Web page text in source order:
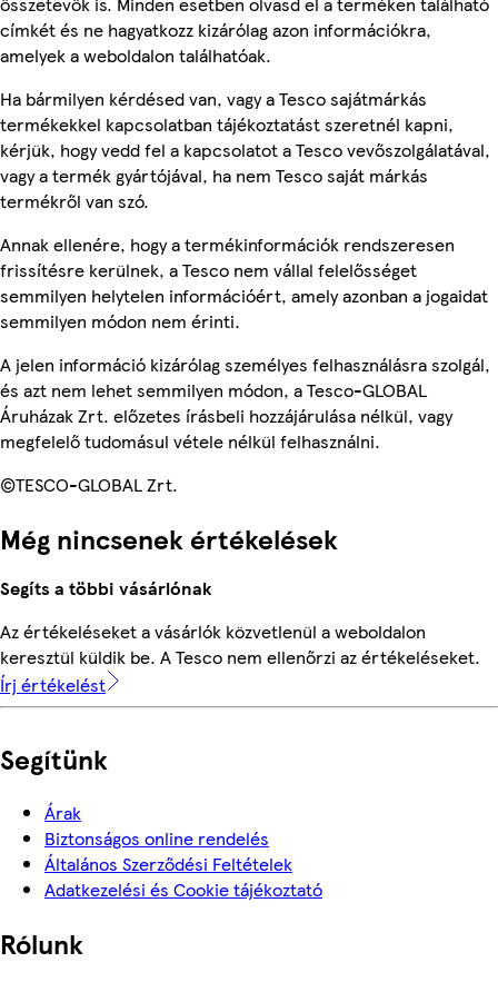
címkét és ne hagyatkozz kizárólag azon információkra,
amelyek a weboldalon találhatóak.
Ha bármilyen kérdésed van, vagy a Tesco sajátmárkás
termékekkel kapcsolatban tájékoztatást szeretnél kapni,
kérjük, hogy vedd fel a kapcsolatot a Tesco vevőszolgálatával,
vagy a termék gyártójával, ha nem Tesco saját márkás
termékről van szó.
Annak ellenére, hogy a termékinformációk rendszeresen
frissítésre kerülnek, a Tesco nem vállal felelősséget
semmilyen helytelen információért, amely azonban a jogaidat
semmilyen módon nem érinti.
A jelen információ kizárólag személyes felhasználásra szolgál,
és azt nem lehet semmilyen módon, a Tesco-GLOBAL
Áruházak Zrt. előzetes írásbeli hozzájárulása nélkül, vagy
megfelelő tudomásul vétele nélkül felhasználni.
©TESCO-GLOBAL Zrt.
Még nincsenek értékelések
Segíts a többi vásárlónak
Az értékeléseket a vásárlók közvetlenül a weboldalon
keresztül küldik be. A Tesco nem ellenőrzi az értékeléseket.
Írj értékelést
Segítünk
Árak
Biztonságos online rendelés
Általános Szerződési Feltételek
Adatkezelési és Cookie tájékoztató
Rólunk